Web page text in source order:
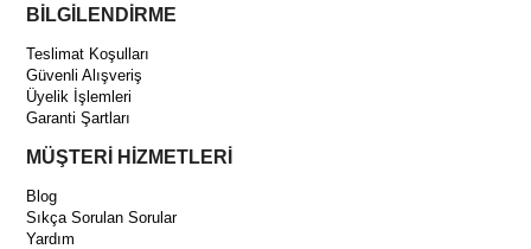
BİLGİLENDİRME
Teslimat Koşulları
Güvenli Alışveriş
Üyelik İşlemleri
Garanti Şartları
MÜŞTERİ HİZMETLERİ
Blog
Sıkça Sorulan Sorular
Yardım